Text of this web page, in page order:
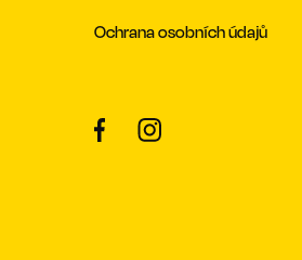
Ochrana osobních údajů